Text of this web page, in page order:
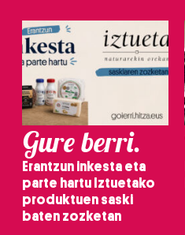
Gure berri.
Erantzun inkesta eta
parte hartu Iztuetako
produktuen saski
baten zozketan